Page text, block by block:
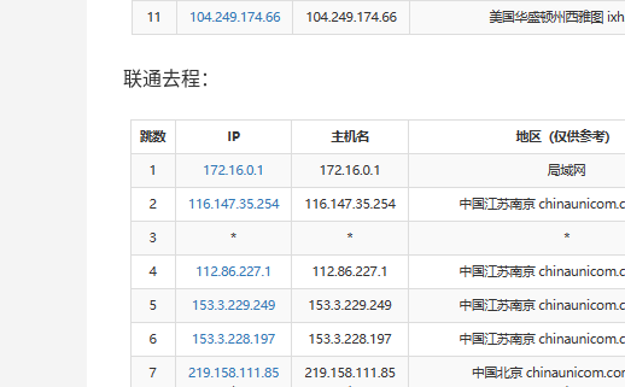
联通去程：